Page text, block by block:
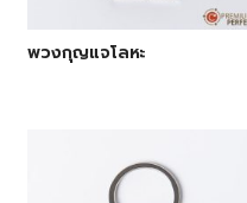
พวงกุญแจโลหะ